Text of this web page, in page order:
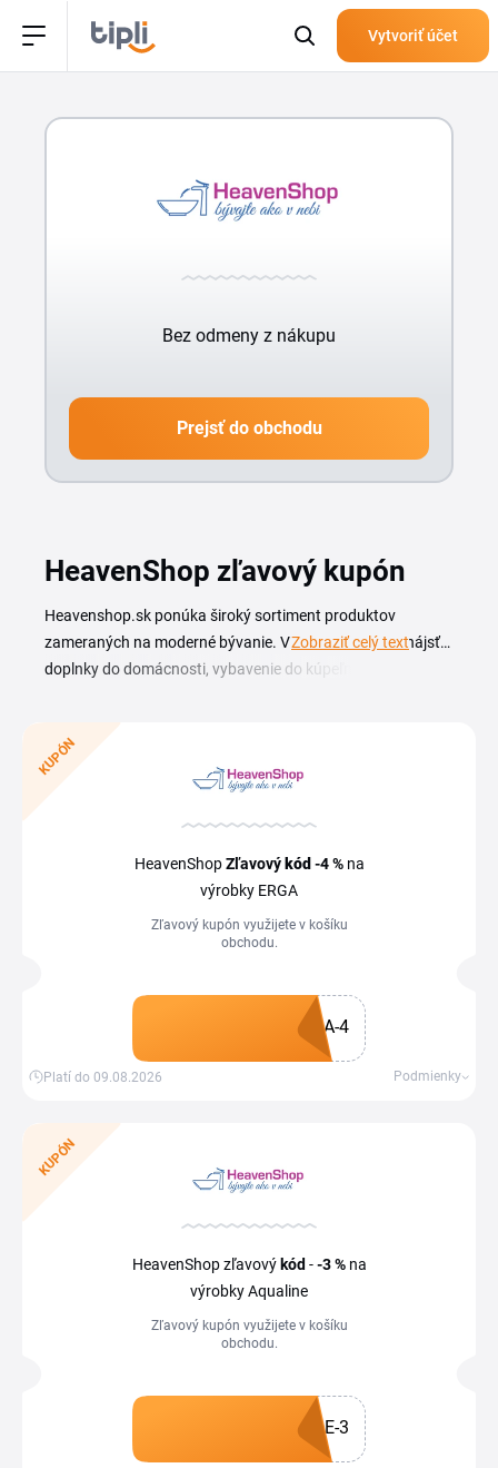
Vytvoriť účet
Bez odmeny z nákupu
Prejsť do obchodu
HeavenShop zľavový kupón
Heavenshop.sk ponúka široký sortiment produktov
zameraných na moderné bývanie. V e-shope môžete nájsť
doplnky do domácnosti, vybavenie do kúpeľne, nové
určite si pozrite aktuálne
umožnia nakúpiť výhodnejšie. E-shop pravidelne prináša
obľúbené produkty za lepšiu cenu.
Zobraziť celý text
KUPÓN
HeavenShopZľavový kód -4 %na
výrobky ERGA
Zľavový kupón využijete v košíku
obchodu.
A-4
Platí do 09.08.2026 Podmienky
KUPÓN
HeavenShop zľavový kód --3 %na
výrobky Aqualine
Zľavový kupón využijete v košíku
obchodu.
E-3